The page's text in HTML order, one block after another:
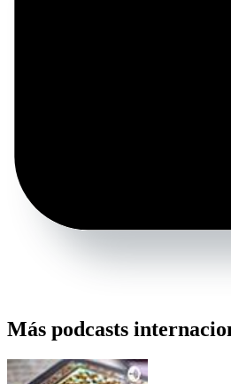
Más podcasts